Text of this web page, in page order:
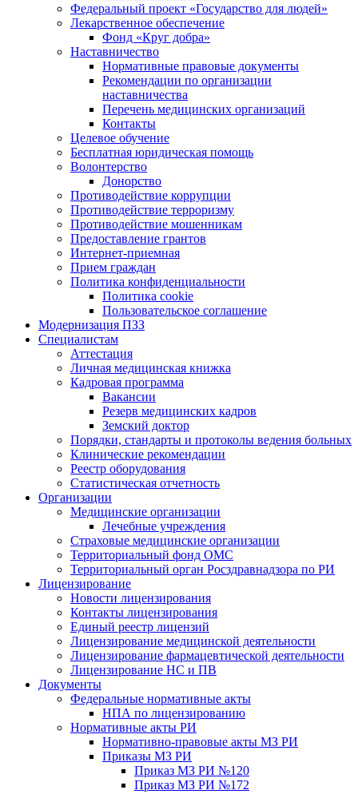
Федеральный проект «Государство для людей»
Лекарственное обеспечение
Фонд «Круг добра»
Наставничество
Нормативные правовые документы
Рекомендации по организации
наставничества
Перечень медицинских организаций
Контакты
Целевое обучение
Бесплатная юридическая помощь
Волонтерство
Донорство
Противодействие коррупции
Противодействие терроризму
Противодействие мошенникам
Предоставление грантов
Интернет-приемная
Прием граждан
Политика конфиденциальности
Политика cookie
Пользовательское соглашение
Модернизация ПЗЗ
Специалистам
Аттестация
Личная медицинская книжка
Кадровая программа
Вакансии
Резерв медицинских кадров
Земский доктор
Порядки, стандарты и протоколы ведения больных
Клинические рекомендации
Реестр оборудования
Статистическая отчетность
Организации
Медицинские организации
Лечебные учреждения
Страховые медицинские организации
Территориальный фонд ОМС
Территориальный орган Росздравнадзора по РИ
Лицензирование
Новости лицензирования
Контакты лицензирования
Единый реестр лицензий
Лицензирование медицинской деятельности
Лицензирование фармацевтической деятельности
Лицензирование НС и ПВ
Документы
Федеральные нормативные акты
НПА по лицензированию
Нормативные акты РИ
Нормативно-правовые акты МЗ РИ
Приказы МЗ РИ
Приказ МЗ РИ №120
Приказ МЗ РИ №172